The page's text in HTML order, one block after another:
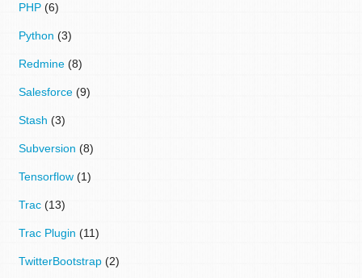
PHP (6)
Python (3)
Redmine (8)
Salesforce (9)
Stash (3)
Subversion (8)
Tensorflow (1)
Trac (13)
Trac Plugin (11)
TwitterBootstrap (2)